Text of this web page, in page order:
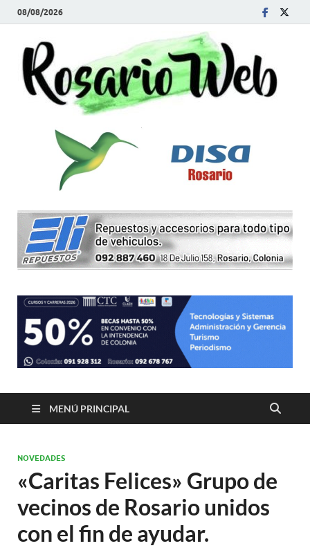
08/08/2026
MENÚ PRINCIPAL
NOVEDADES
«Caritas Felices» Grupo de
vecinos de Rosario unidos
con el fin de ayudar.